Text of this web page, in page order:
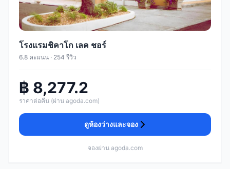
โรงแรมชิคาโก เลค ชอร์
6.8 คะแนน · 254 รีวิว
฿ 8,277.2
ราคาต่อคืน (ผ่าน agoda.com)
ดูห้องว่างและจอง
จองผ่าน agoda.com